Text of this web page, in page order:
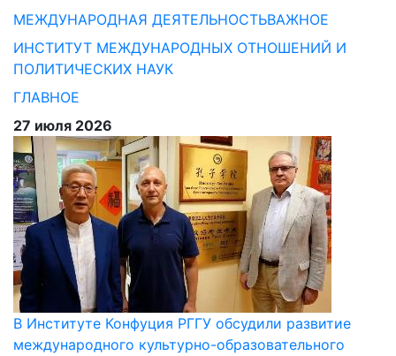
МЕЖДУНАРОДНАЯ ДЕЯТЕЛЬНОСТЬВАЖНОЕ
ИНСТИТУТ МЕЖДУНАРОДНЫХ ОТНОШЕНИЙ И
ПОЛИТИЧЕСКИХ НАУК
ГЛАВНОЕ
27 июля 2026
В Институте Конфуция РГГУ обсудили развитие
международного культурно-образовательного